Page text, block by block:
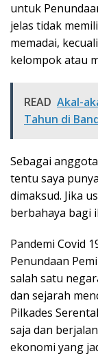
untuk
jelas tidak
memadai,
kelompok atau
READ Akal-
Tahun di
Sebagai
tentu saya
dimaksud. Jika
berbahaya bagi
Pandemi Covid
Penundaan
salah satu
dan sejarah
Pilkades
saja dan
ekonomi yang